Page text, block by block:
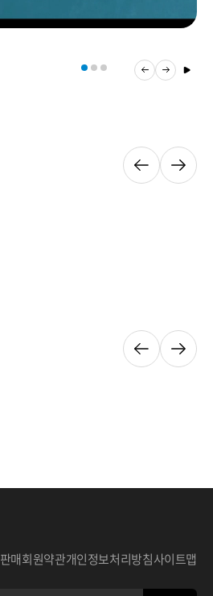
판매회원약관개인정보처리방침사이트맵